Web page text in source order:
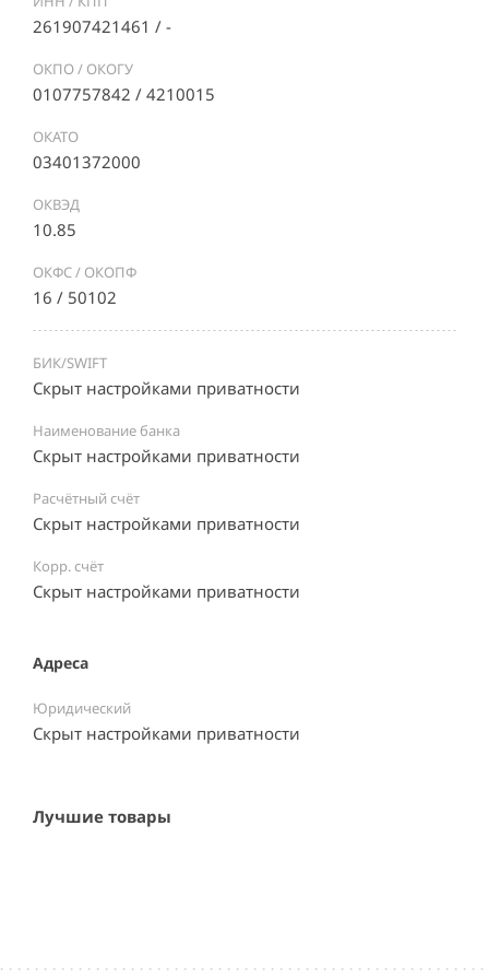
261907421461 / -
ОКПО / ОКОГУ
0107757842 / 4210015
ОКАТО
03401372000
ОКВЭД
10.85
ОКФС / ОКОПФ
16 / 50102
БИК/SWIFT
Скрыт настройками приватности
Наименование банка
Скрыт настройками приватности
Расчётный счёт
Скрыт настройками приватности
Корр. счёт
Скрыт настройками приватности
Адреса
Юридический
Скрыт настройками приватности
Лучшие товары